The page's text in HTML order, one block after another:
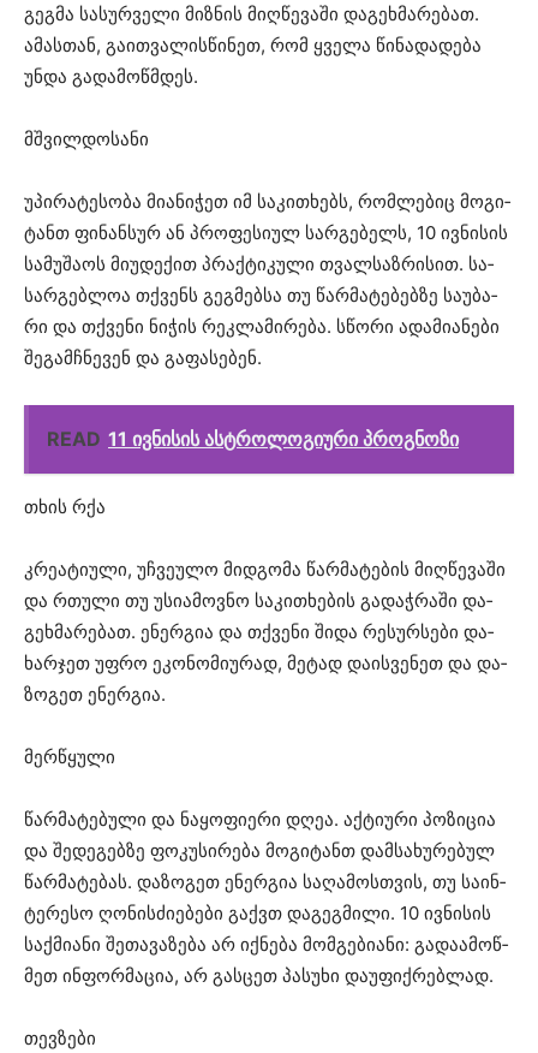
გეგ­მა სა­სურ­ვე­ლი მიზ­ნის მიღ­წე­ვა­ში და­გეხ­მა­რე­ბათ.
ამას­თან, გა­ით­ვა­ლის­წი­ნეთ, რომ ყვე­ლა წი­ნა­და­დე­ბა
უნდა გა­და­მოწ­მდეს.
მშვილ­დო­სა­ნი
უპი­რა­ტე­სო­ბა მი­ა­ნი­ჭეთ იმ სა­კი­თხებს, რომ­ლე­ბიც მო­გი­
ტანთ ფი­ნან­სურ ან პრო­ფე­სი­ულ სარ­გე­ბელს, 10 ივ­ნი­სის
სა­მუ­შა­ოს მი­უ­დე­ქით პრაქ­ტი­კუ­ლი თვალ­საზ­რი­სით. სა­
სარ­გებ­ლოა თქვენს გეგ­მებ­სა თუ წარ­მა­ტე­ბებ­ზე სა­უ­ბა­
რი და თქვე­ნი ნი­ჭის რეკ­ლა­მი­რე­ბა. სწო­რი ადა­მი­ა­ნე­ბი
შე­გამ­ჩნე­ვენ და გა­ფა­სე­ბენ.
READ 11 ივნისის ასტროლოგიური პროგნოზი
თხის რქა
კრე­ა­ტი­უ­ლი, უჩ­ვე­უ­ლო მიდ­გო­მა წარ­მა­ტე­ბის მიღ­წე­ვა­ში
და რთუ­ლი თუ უსი­ა­მოვ­ნო სა­კი­თხე­ბის გა­დაჭ­რა­ში და­
გეხ­მა­რე­ბათ. ენერ­გია და თქვე­ნი შიდა რე­სურ­სე­ბი და­
ხარ­ჯეთ უფრო ეკო­ნო­მი­უ­რად, მე­ტად და­ის­ვე­ნეთ და და­
ზო­გეთ ენერ­გია.
მერ­წყუ­ლი
წარ­მა­ტე­ბუ­ლი და ნა­ყო­ფი­ე­რი დღეა. აქ­ტი­უ­რი პო­ზი­ცია
და შე­დე­გებ­ზე ფო­კუ­სი­რე­ბა მო­გი­ტანთ დამ­სა­ხუ­რე­ბულ
წარ­მა­ტე­ბას. და­ზო­გეთ ენერ­გია სა­ღა­მოს­თვის, თუ სა­ინ­
ტე­რე­სო ღო­ნის­ძი­ე­ბე­ბი გაქვთ და­გეგ­მი­ლი. 10 ივ­ნი­სის
საქ­მი­ა­ნი შე­თა­ვა­ზე­ბა არ იქ­ნე­ბა მომ­გე­ბი­ა­ნი: გა­და­ა­მოწ­
მეთ ინ­ფორ­მა­ცია, არ გას­ცეთ პა­სუ­ხი და­უ­ფიქ­რებ­ლად.
თევ­ზე­ბი